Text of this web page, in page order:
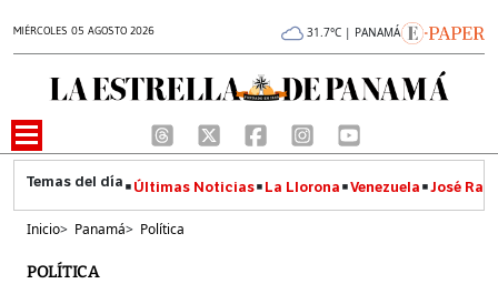
MIÉRCOLES 05 AGOSTO 2026 31.7°C | PANAMÁ
Últimas Noticias La Llorona Venezuela José
Inicio> Panamá> Política
POLÍTICA